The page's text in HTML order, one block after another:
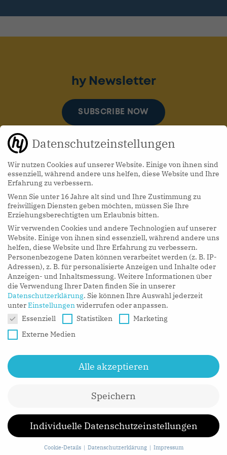
hy Podcasts
LISTEN NOW
hy Newsletter
SUBSCRIBE NOW
Datenschutzeinstellungen
Wir nutzen Cookies auf unserer Website. Einige von ihnen sind
essenziell, während andere uns helfen, diese Website und Ihre
Erfahrung zu verbessern.
Wenn Sie unter 16 Jahre alt sind und Ihre Zustimmung zu
freiwilligen Diensten geben möchten, müssen Sie Ihre
Erziehungsberechtigten um Erlaubnis bitten.
Wir verwenden Cookies und andere Technologien auf unserer
Website. Einige von ihnen sind essenziell, während andere uns
helfen, diese Website und Ihre Erfahrung zu verbessern.
Personenbezogene Daten können verarbeitet werden (z. B. IP-
Adressen), z. B. für personalisierte Anzeigen und Inhalte oder
Anzeigen- und Inhaltsmessung. Weitere Informationen über
die Verwendung Ihrer Daten finden Sie in unserer
Datenschutzerklärung. Sie können Ihre Auswahl jederzeit
unterEinstellungenwiderrufen oder anpassen.
Datenschutzeinstellungen
Essenziell Statistiken
Marketing
Externe Medien
Alle akzeptieren
Speichern
Individuelle Datenschutzeinstellungen
Cookie-Details Datenschutzerklärung Impressum